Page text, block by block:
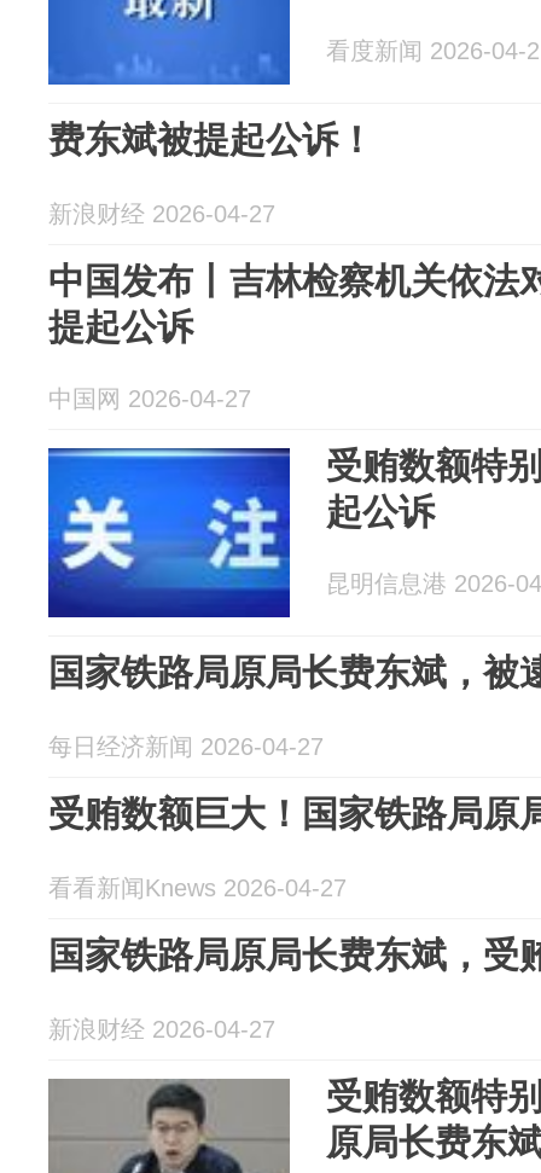
看度新闻 2026-04-
费东斌被提起公诉！
新浪财经 2026-04-27
中国发布丨吉林检察机关依法
提起公诉
中国网 2026-04-27
受贿数额特
起公诉
昆明信息港 2026-
国家铁路局原局长费东斌，被
每日经济新闻 2026-04-27
受贿数额巨大！国家铁路局原
看看新闻Knews 2026-04-27
国家铁路局原局长费东斌，受
新浪财经 2026-04-27
受贿数额特
原局长费东